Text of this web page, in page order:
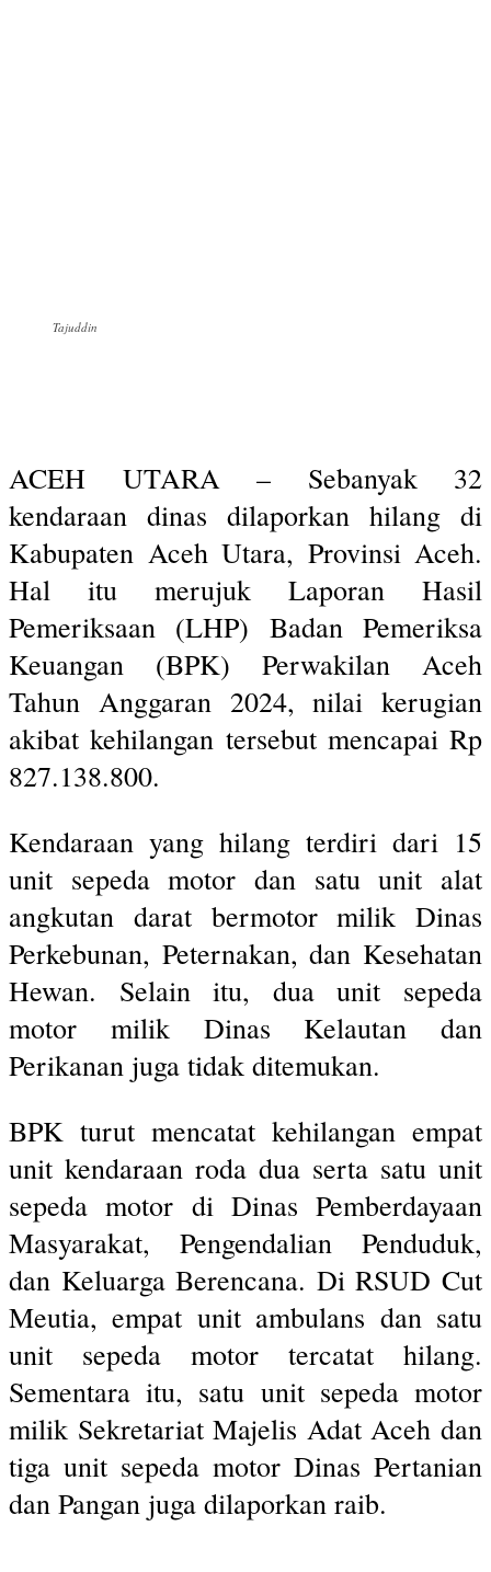
Tajuddin
ACEH UTARA – Sebanyak 32
kendaraan dinas dilaporkan hilang di
Kabupaten Aceh Utara, Provinsi Aceh.
Hal itu merujuk Laporan Hasil
Pemeriksaan (LHP) Badan Pemeriksa
Keuangan (BPK) Perwakilan Aceh
Tahun Anggaran 2024, nilai kerugian
akibat kehilangan tersebut mencapai Rp
827.138.800.
Kendaraan yang hilang terdiri dari 15
unit sepeda motor dan satu unit alat
angkutan darat bermotor milik Dinas
Perkebunan, Peternakan, dan Kesehatan
Hewan. Selain itu, dua unit sepeda
motor milik Dinas Kelautan dan
Perikanan juga tidak ditemukan.
BPK turut mencatat kehilangan empat
unit kendaraan roda dua serta satu unit
sepeda motor di Dinas Pemberdayaan
Masyarakat, Pengendalian Penduduk,
dan Keluarga Berencana. Di RSUD Cut
Meutia, empat unit ambulans dan satu
unit sepeda motor tercatat hilang.
Sementara itu, satu unit sepeda motor
milik Sekretariat Majelis Adat Aceh dan
tiga unit sepeda motor Dinas Pertanian
dan Pangan juga dilaporkan raib.